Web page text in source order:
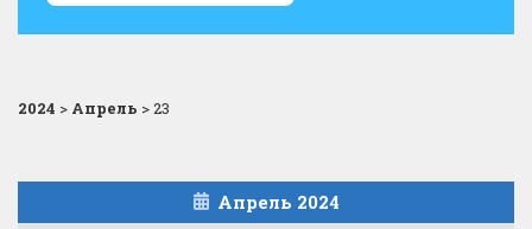
2024 > Апрель >23
Апрель 2024